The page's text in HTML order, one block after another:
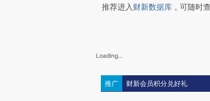
推荐进入财新数据库 ，可随时
Loading...
推广 财新会员积分兑好礼